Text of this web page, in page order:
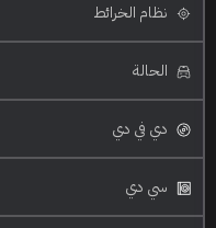
نظام الخرائط
الحالة
دي في دي
سي دي